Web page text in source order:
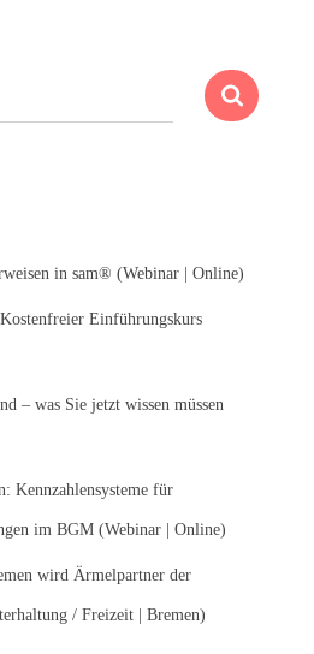
in sam® (Webinar | Online)
Einführungskurs
– was Sie jetzt wissen müssen
Kennzahlensysteme für
im BGM (Webinar | Online)
wird Ärmelpartner der
/ Freizeit | Bremen)